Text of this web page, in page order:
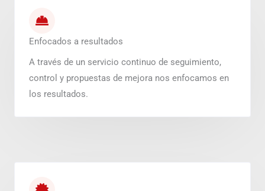
Enfocados a resultados
A través de un servicio continuo de seguimiento,
control y propuestas de mejora nos enfocamos en
los resultados.